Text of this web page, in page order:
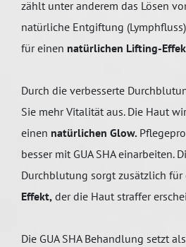
zählt unter anderem das Lösen
natürliche Entgiftung
für einen natürlichen Lifting-
Durch die verbesserte
Sie mehr Vitalität aus. Die Haut
einen natürlichen Glow.
besser mit GUA SHA einarbeiten.
Durchblutung sorgt zusätzlich für
Effekt, der die Haut straffer
Die GUA SHA Behandlung setzt